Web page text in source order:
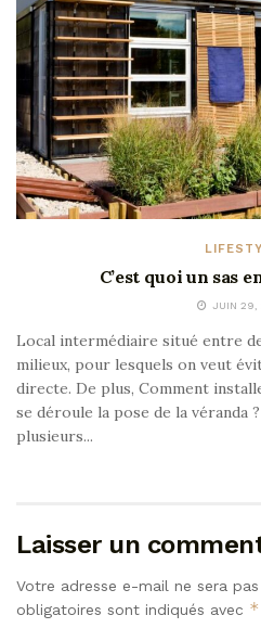
C’est quoi un sas
JUIN 29,
Local intermédiaire situé entre
milieux, pour lesquels on veut
directe. De plus, Comment
se déroule la pose de la véranda
plusieurs...
Laisser un
Votre adresse e-mail ne sera
obligatoires sont indiqués avec *